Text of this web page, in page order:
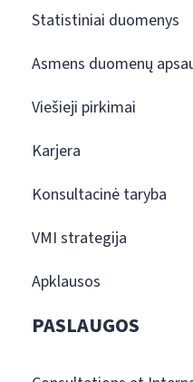
Statistiniai duomenys
Asmens duomenų
Viešieji pirkimai
Karjera
Konsultacinė taryba
VMI strategija
Apklausos
PASLAUGOS